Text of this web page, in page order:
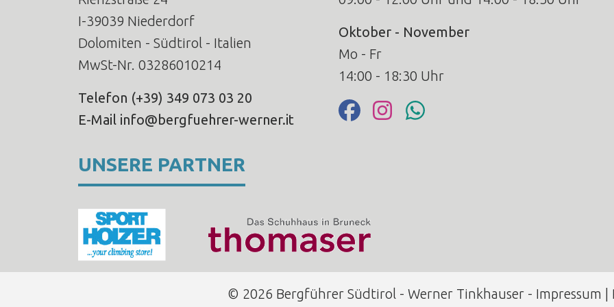
I-39039 Niederdorf
Dolomiten - Südtirol - Italien
MwSt-Nr. 03286010214
Telefon (+39) 349 073 03 20
E-Mail info@bergfuehrer-werner.it
Oktober - November
Mo - Fr
14:00 - 18:30 Uhr
UNSERE PARTNER
© 2026 Bergführer Südtirol - Werner Tinkhauser - Impressum